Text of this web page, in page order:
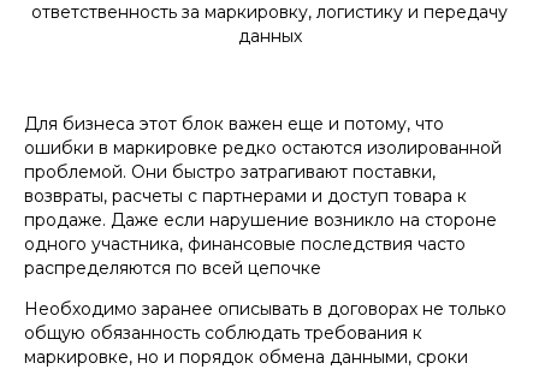
ответственность за маркировку, логистику и передачу
данных
Для бизнеса этот блок важен еще и потому, что
ошибки в маркировке редко остаются изолированной
проблемой. Они быстро затрагивают поставки,
возвраты, расчеты с партнерами и доступ товара к
продаже. Даже если нарушение возникло на стороне
одного участника, финансовые последствия часто
распределяются по всей цепочке
Необходимо заранее описывать в договорах не только
общую обязанность соблюдать требования к
маркировке, но и порядок обмена данными, сроки